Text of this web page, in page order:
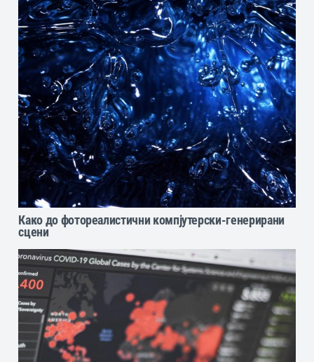
Како до фотореалистични компјутерски-генерирани
сцени